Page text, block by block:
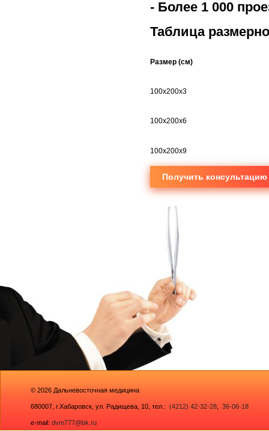
- Более 1 000
Таблица
Размер (см)
100х200х3
100х200х6
100х200х9
Получить консультацию
© 2026 Дальневосточная медицина
680007, г.Хабаровск, ул. Радищева, 10 , тел.: (4212) 42-32-28 36-06-18
e-mail: dvm777@bk.ru